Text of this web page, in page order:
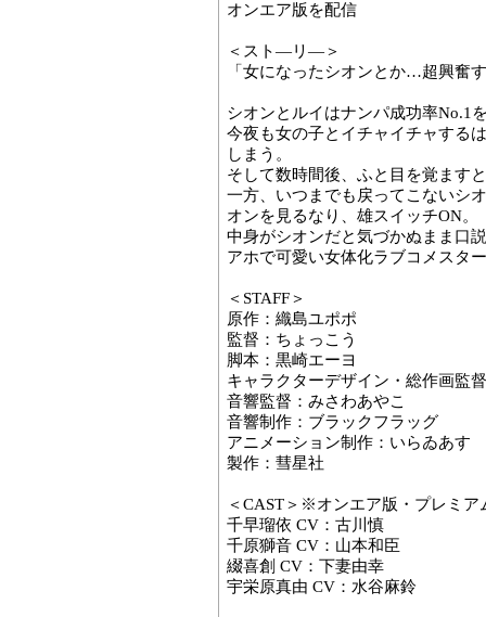
オンエア版を配信
＜スト―リ―＞
「女になったシオンとか…超興奮
シオンとルイはナンパ成功率No.1
今夜も女の子とイチャイチャする
しまう。
そして数時間後、ふと目を覚ます
一方、いつまでも戻ってこないシ
オンを見るなり、雄スイッチON。
中身がシオンだと気づかぬまま口
アホで可愛い女体化ラブコメスタ
＜STAFF＞
原作：織島ユポポ
監督：ちょっこう
脚本：黒崎エーヨ
キャラクターデザイン・総作画監
音響監督：みさわあやこ
音響制作：ブラックフラッグ
アニメーション制作：いらゐあす
製作：彗星社
＜CAST＞※オンエア版・プレミア
千早瑠依 CV：古川慎
千原獅音 CV：山本和臣
綴喜創 CV：下妻由幸
宇栄原真由 CV：水谷麻鈴